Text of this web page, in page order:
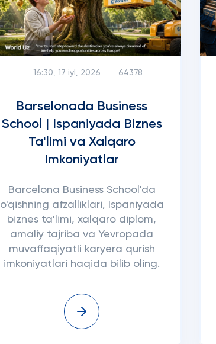
16:30, 17 iyl, 2026 64378
Barselonada Business
School | Ispaniyada Biznes
Ta'limi va Xalqaro
Imkoniyatlar
Barcelona Business School'da
o'qishning afzalliklari, Ispaniyada
biznes ta'limi, xalqaro diplom,
amaliy tajriba va Yevropada
muvaffaqiyatli karyera qurish
imkoniyatlari haqida bilib oling.